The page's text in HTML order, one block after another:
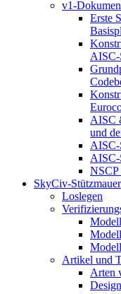
v1-
Erste
AISC-
AISC
und
AISC-
AISC-
NSCP
SkyCiv-Stützmauer
Loslegen
Artikel und
Arten